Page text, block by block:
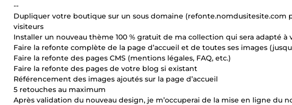
--
Dupliquer votre boutique sur un sous domaine (refonte.nomdusitesite.com
visiteurs
Installer un nouveau thème 100 % gratuit de ma collection qui sera adapté
Faire la refonte complète de la page d’accueil et de toutes ses images
Faire la refonte des pages CMS (mentions légales, FAQ, etc.)
Faire la refonte des pages de votre blog si existant
Référencement des images ajoutés sur la page d’accueil
5 retouches au maximum
Après validation du nouveau design, je m’occuperai de la mise en ligne du